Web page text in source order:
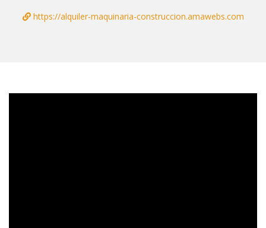
https://alquiler-maquinaria-construccion.amawebs.com